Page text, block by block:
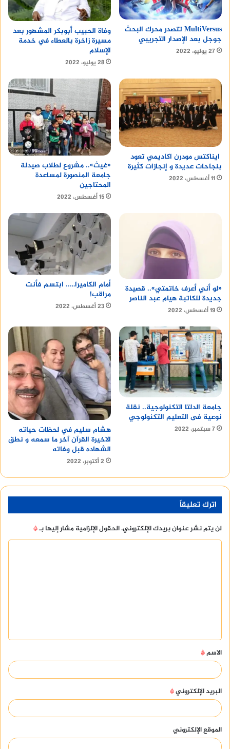
MultiVersus تتصدر محرك البحث
جوجل بعد الإصدار التجريبي
27 يوليو، 2022
وفاة الحبيب أبوبكر المشهور بعد
مسيرة زاخرة بالعطاء في خدمة
الإسلام
28 يوليو، 2022
ايناكتس مودرن اكاديمي تعود
بنجاحات عديدة و إنجازات كثيرة
11 أغسطس، 2022
«غيث».. مشروع لطلاب صيدلة
جامعة المنصورة لمساعدة
المحتاجين
15 أغسطس، 2022
«لو أني أعرف خاتمتي».. قصيدة
جديدة للكاتبة هيام عبد الناصر
19 أغسطس، 2022
أمام الكاميرا….. ابتسم فأنت
مراقب!
23 أغسطس، 2022
جامعة الدلتا التكنولوجية.. نقلة
نوعية فى التعليم التكنولوجي
7 سبتمبر، 2022
هشام سليم في لحظات حياته
الاخيرة القرآن آخر ما سمعه و نطق
الشهاده قبل وفاته
2 أكتوبر، 2022
اترك تعليقاً
لن يتم نشر عنوان بريدك الإلكتروني.الحقول الإلزامية مشار إليها بـ*
ق
*
الاسم*
البريد الإلكتروني*
الموقع الإلكتروني